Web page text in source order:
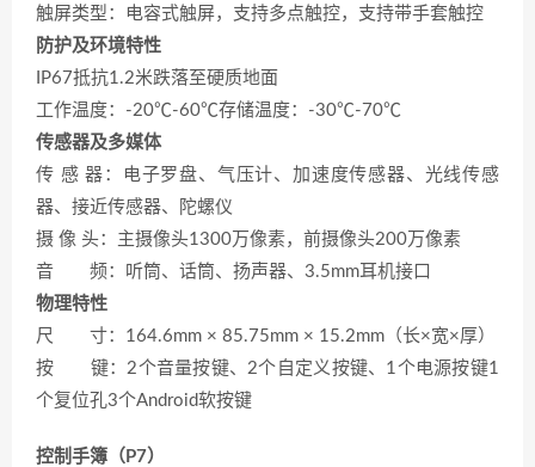
触屏类型：电容式触屏，支持多点触控，支持带手套触控
防护及环境特性
IP67抵抗1.2米跌落至硬质地面
工作温度：-20℃-60℃存储温度：-30℃-70℃
传感器及多媒体
传 感 器：电子罗盘、气压计、加速度传感器、光线传感
器、接近传感器、陀螺仪
摄 像 头：主摄像头1300万像素，前摄像头200万像素
音 频：听筒、话筒、扬声器、3.5mm耳机接口
物理特性
尺 寸：164.6mm × 85.75mm × 15.2mm（长×宽×厚）
按 键：2个音量按键、2个自定义按键、1个电源按键1
个复位孔3个Android软按键
控制手簿（P7）